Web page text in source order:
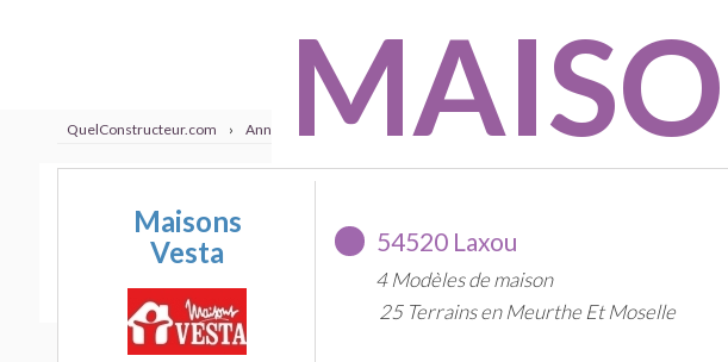
QuelConstructeur.com › Annuaire Meurthe Et Moselle Toul
Maisons
Vesta
54520 Laxou
4 Modèles de maison
25 Terrains en Meurthe Et Moselle